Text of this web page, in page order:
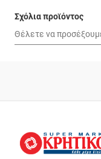
Σχόλια προϊόντος